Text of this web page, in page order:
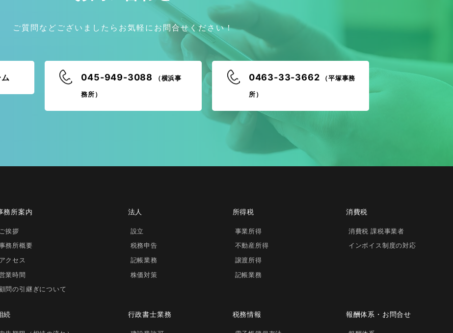
ご質問などございましたらお気軽にお問合せください！
045-949-3088 （横浜事
務所）
0463-33-3662 （平塚事務
所）
務所案内
ご挨拶
務所概要
アクセス
業時間
顧問の引継ぎについて
法人
設立
税務申告
記帳業務
株価対策
所得税
事業所得
不動産所得
譲渡所得
記帳業務
消費税
消費税 課税事業者
インボイス制度の対応
続 行政書士業務 税務情報 報酬体系・お問合せ